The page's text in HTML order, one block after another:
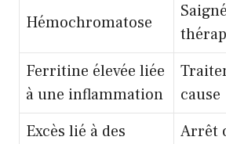
Hémochromatose
Ferritine élevée liée
à une inflammation
cause
Excès lié à des
Arrêt